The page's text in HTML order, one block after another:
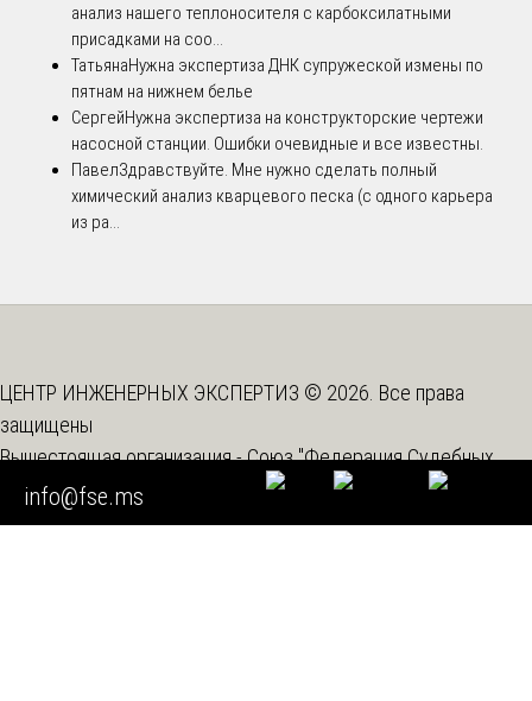
анализ нашего теплоносителя с карбоксилатными
присадками на соо...
ТатьянаНужна экспертиза ДНК супружеской измены по
пятнам на нижнем белье
СергейНужна экспертиза на конструкторские чертежи
насосной станции. Ошибки очевидные и все известны.
ПавелЗдравствуйте. Мне нужно сделать полный
химический анализ кварцевого песка (с одного карьера
из ра...
ЦЕНТР ИНЖЕНЕРНЫХ ЭКСПЕРТИЗ © 2026. Все права
защищены
Вышестоящая организация -Союз "Федерация Судебных
Экспертов"
info@fse.ms